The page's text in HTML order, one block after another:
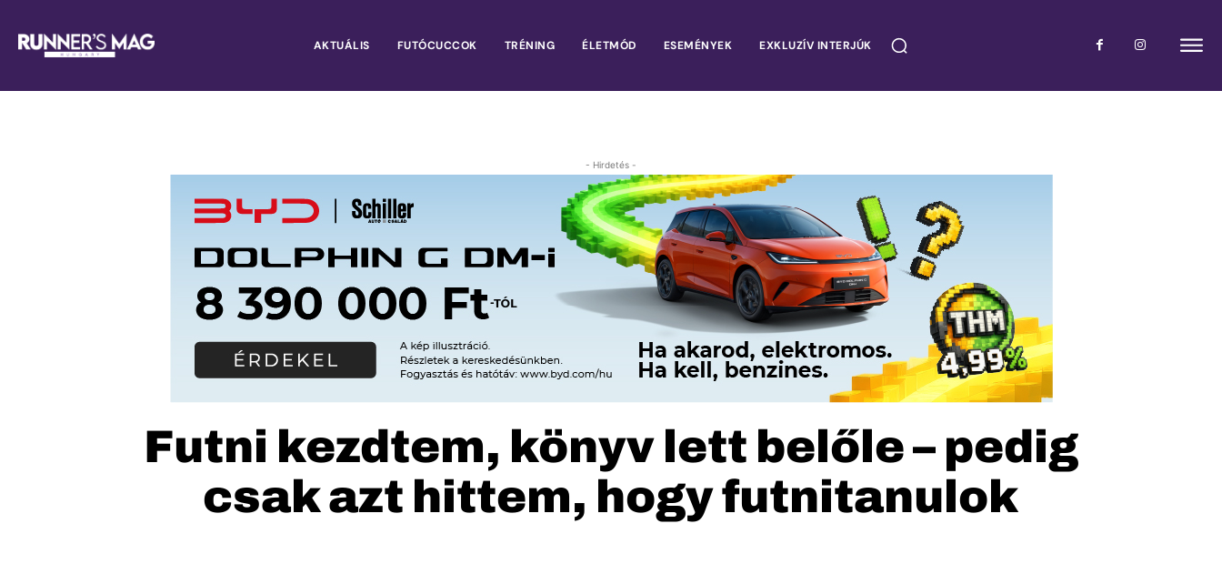
AKTUÁLIS FUTÓCUCCOK TRÉNING ÉLETMÓD ESEMÉNYEK EXKLUZÍV INTERJÚK
- Hirdetés -
Futni kezdtem, könyv lett belőle – pedig
csak azt hittem, hogy futnitanulok